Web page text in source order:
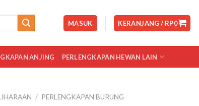
MASUK KERANJANG / RP0
ANJING PERLENGKAPAN HEWAN LAIN
/ PERLENGKAPAN BURUNG